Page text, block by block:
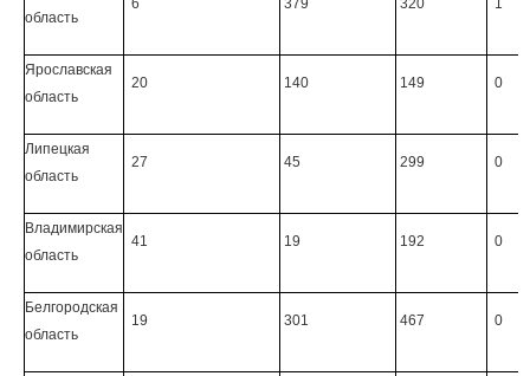
область
6 379 320 1
Ярославская
область
20 140 149 0
Липецкая
область
27 45 299 0
Владимирская
область
41 19 192 0
Белгородская
область
19 301 467 0